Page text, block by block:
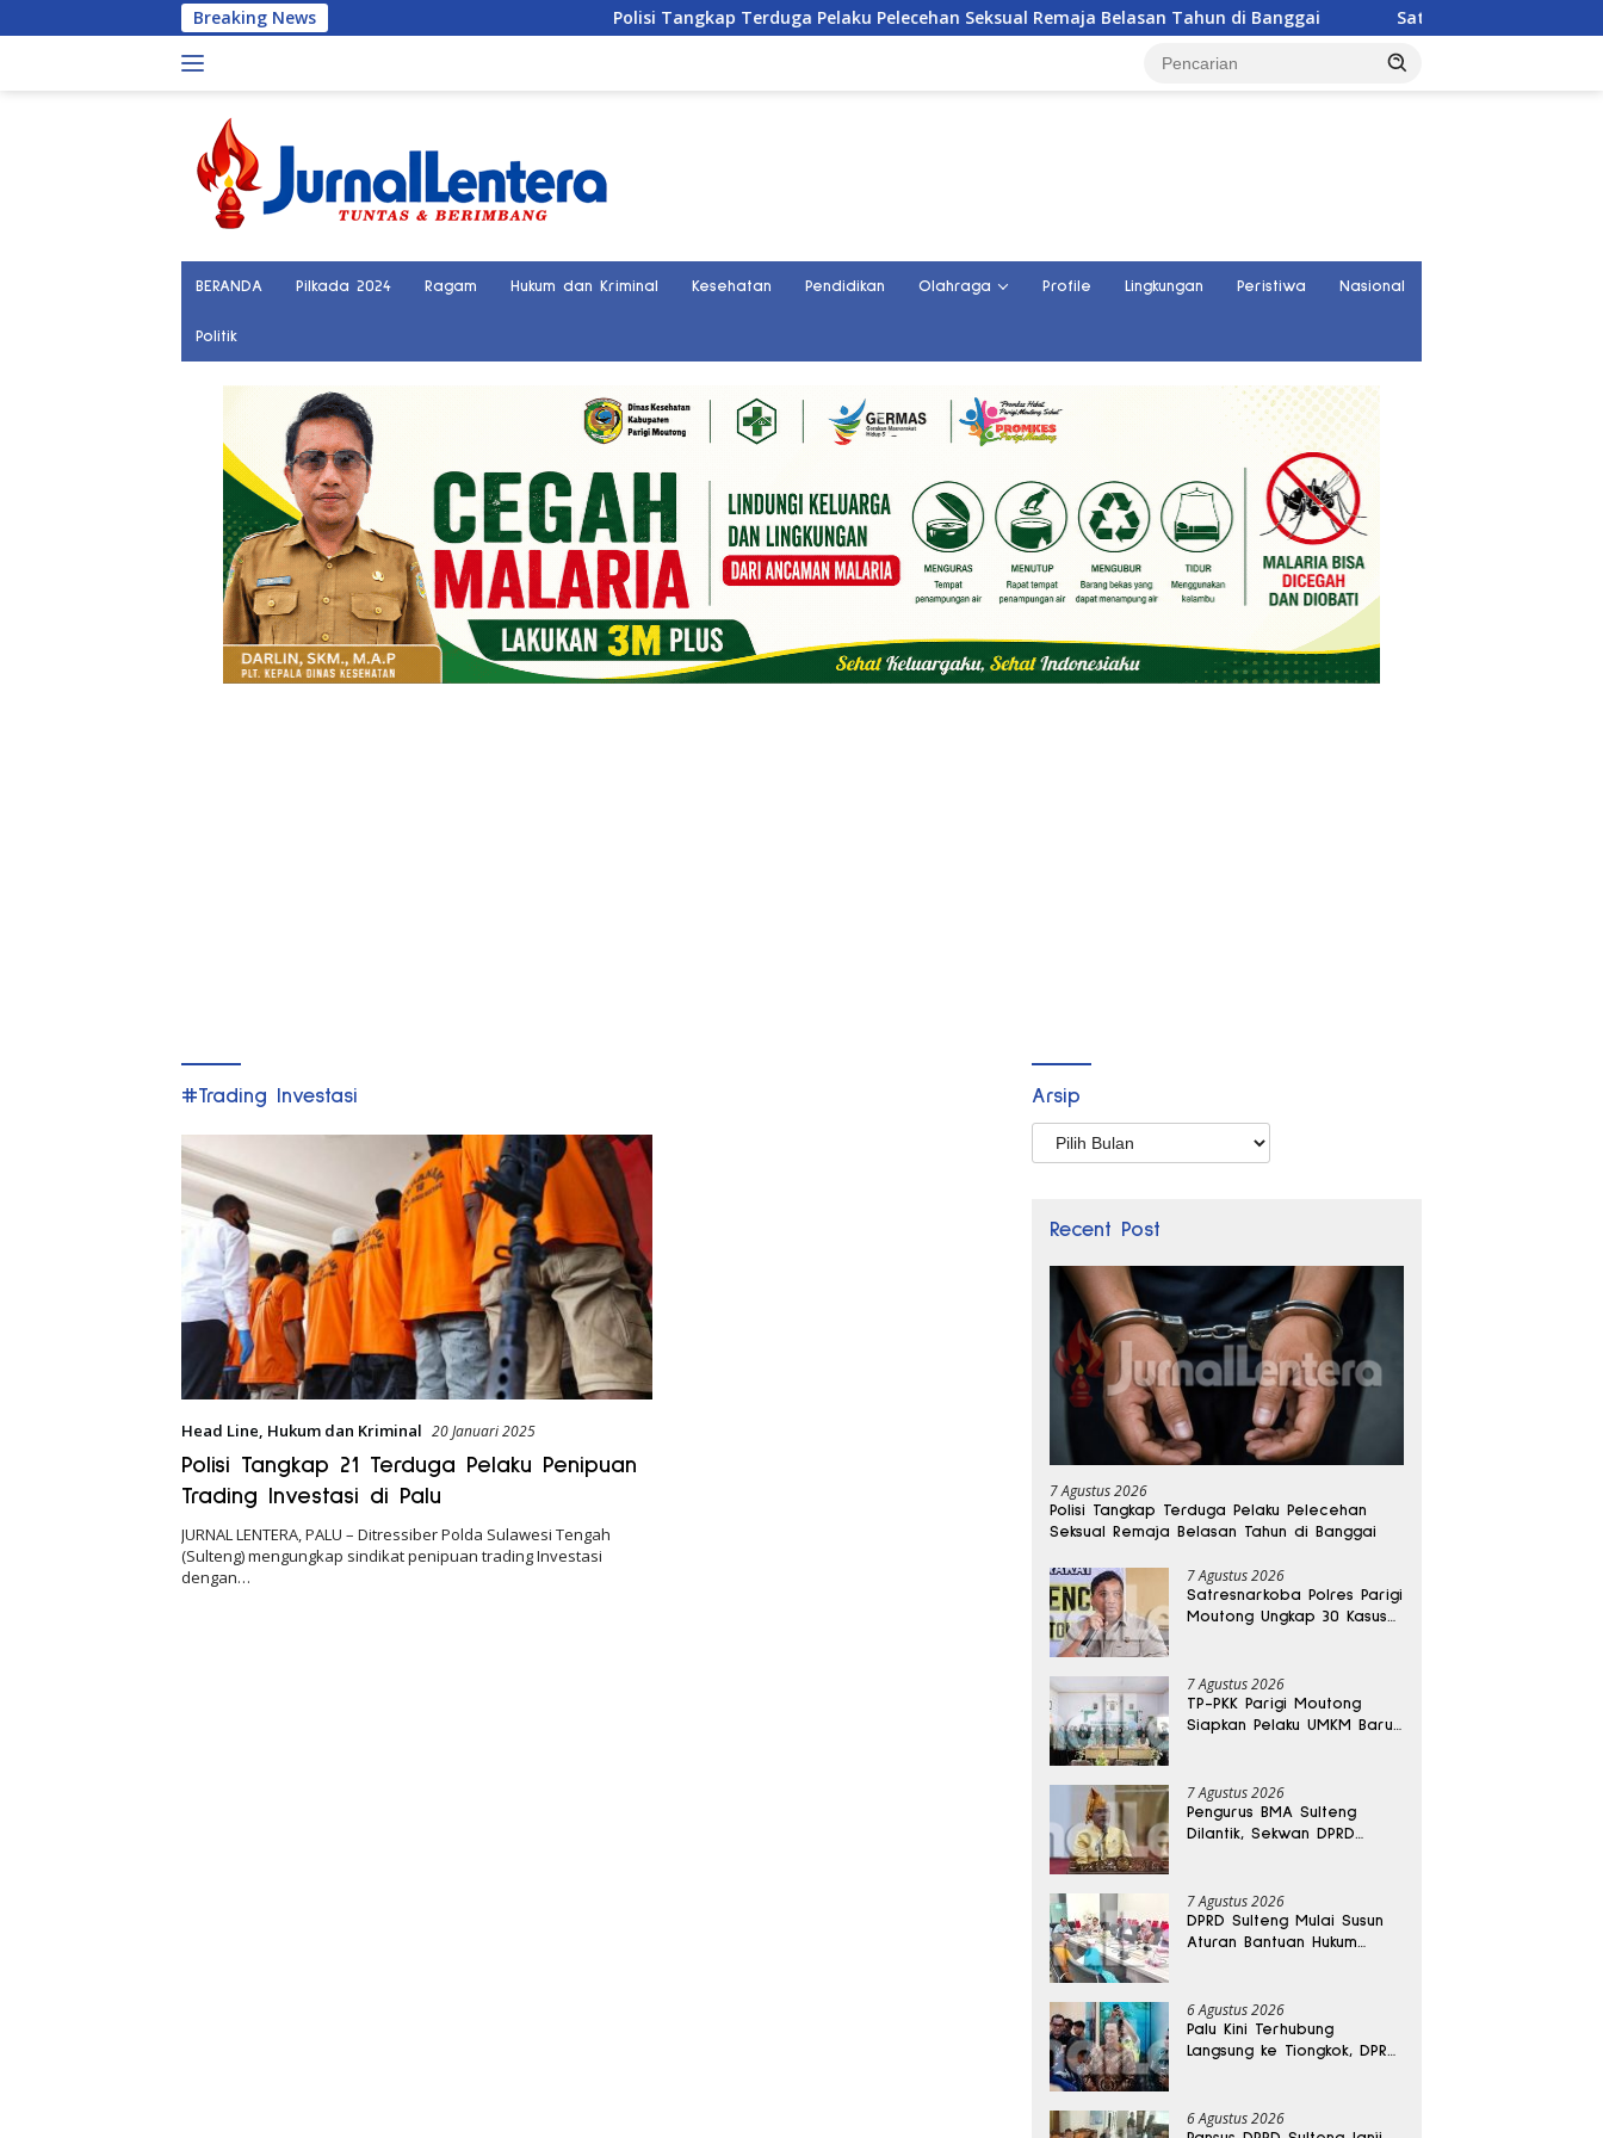
ke
Breaking News Polisi Tangkap Terduga Pelaku Pelecehan Seksual Remaja Belasan Tahun di Banggai Satresnarkoba Polres Parigi
BERANDA Pilkada 2024 Ragam Hukum dan Kriminal Kesehatan Pendidikan Olahraga Profile Lingkungan Peristiwa Nasional
Politik
#Trading Investasi
Head Line, Hukum dan Kriminal 20 Januari 2025
Polisi Tangkap 21 Terduga Pelaku Penipuan
Trading Investasi di Palu
JURNAL LENTERA, PALU – Ditressiber Polda Sulawesi Tengah
(Sulteng) mengungkap sindikat penipuan trading Investasi
dengan…
Arsip
Arsip
Recent Post
7 Agustus 2026
Polisi Tangkap Terduga Pelaku Pelecehan
Seksual Remaja Belasan Tahun di Banggai
7 Agustus 2026
Satresnarkoba Polres Parigi
Moutong Ungkap 30 Kasus
7 Agustus 2026
TP-PKK Parigi Moutong
Siapkan Pelaku UMKM Baru
7 Agustus 2026
Pengurus BMA Sulteng
Dilantik, Sekwan DPRD
7 Agustus 2026
DPRD Sulteng Mulai Susun
Aturan Bantuan Hukum
6 Agustus 2026
Palu Kini Terhubung
Langsung ke Tiongkok, DPRD
6 Agustus 2026